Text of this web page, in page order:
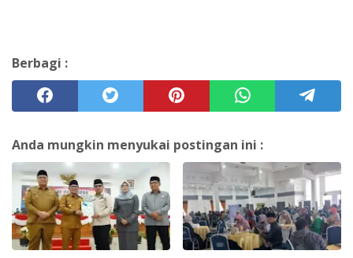
Berbagi :
Anda mungkin menyukai postingan ini :